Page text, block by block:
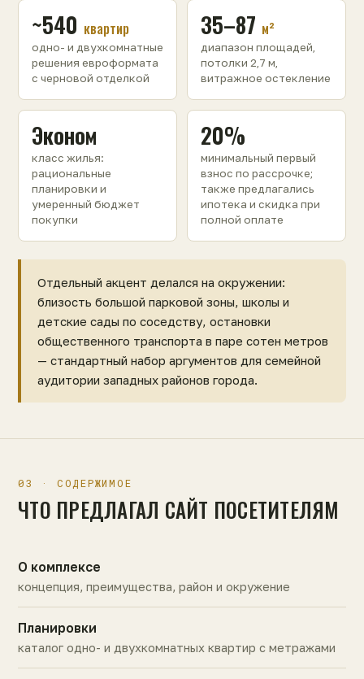
~540 квартир
одно- и двухкомнатные
решения евроформата
с черновой отделкой
35–87 м²
диапазон площадей,
потолки 2,7 м,
витражное остекление
Эконом
класс жилья:
рациональные
планировки и
умеренный бюджет
покупки
20%
минимальный первый
взнос по рассрочке;
также предлагались
ипотека и скидка при
полной оплате
Отдельный акцент делался на окружении:
близость большой парковой зоны, школы и
детские сады по соседству, остановки
общественного транспорта в паре сотен метров
— стандартный набор аргументов для семейной
аудитории западных районов города.
03 · СОДЕРЖИМОЕ
ЧТО ПРЕДЛАГАЛ САЙТ ПОСЕТИТЕЛЯМ
О комплексе
концепция, преимущества, район и окружение
Планировки
каталог одно- и двухкомнатных квартир с метражами